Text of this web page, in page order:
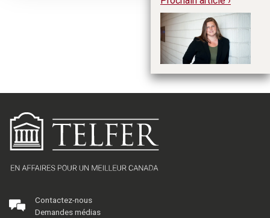
Contactez-nous
Demandes médias